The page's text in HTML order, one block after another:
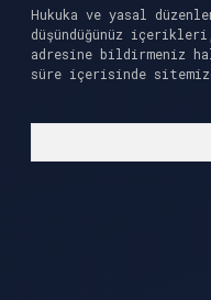
Hukuka ve yasal
düşündüğünüz
adresine bildirmeniz
süre içerisinde